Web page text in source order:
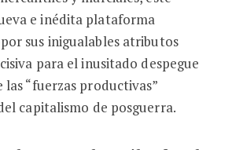
e inédita plataforma
sus inigualables atributos
para el inusitado despegue
las “fuerzas productivas”
capitalismo de posguerra.